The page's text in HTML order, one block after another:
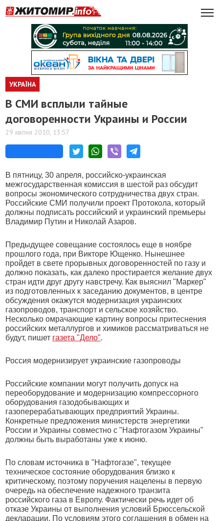
УКРАЇНА
В СМИ всплыли тайные
договоренности Украины и России
29 квітня 2010, 13:57
В пятницу, 30 апреля, российско-украинская
межгосударственная комиссия в шестой раз обсудит
вопросы экономического сотрудничества двух стран.
Российские СМИ получили проект Протокола, который
должны подписать российский и украинский премьеры
Владимир Путин и Николай Азаров.
Предыдущее совещание состоялось еще в ноябре
прошлого года, при Викторе Ющенко. Нынешнее
пройдет в свете прорывных договоренностей по газу и
должно показать, как далеко простирается желание двух
стран идти друг другу навстречу. Как выяснил "Маркер"
из подготовленных к заседанию документов, в центре
обсуждения окажутся модернизация украинских
газопроводов, транспорт и сельское хозяйство.
Несколько омрачающие картину вопросы притеснения
российских металлургов и химиков рассматриваться не
будут, пишет газета "Дело".
Россия модернизирует украинские газопроводы
Российские компании могут получить допуск на
переоборудование и модернизацию компрессорного
оборудования газодобывающих и
газоперерабатывающих предприятий Украины.
Конкретные предложения министерств энергетики
России и Украины совместно с "Нафтогазом Украины"
должны быть выработаны уже к июню.
По словам источника в "Нафтогазе", текущее
техническое состояние оборудования близко к
критическому, поэтому поручения нацелены в первую
очередь на обеспечение надежного транзита
российского газа в Европу. Фактически речь идет об
отказе Украины от выполнения условий Брюссельской
декларации. По условиям этого соглашения в обмен на